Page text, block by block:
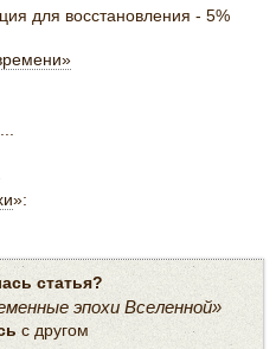
для восстановления - 5%
»:
статья?
эпохи Вселенной»
с другом